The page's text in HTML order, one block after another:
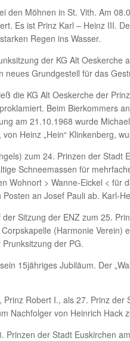
den Möhnen in St. Vith. Am
Es ist Prinz Karl – Heinz III.
Regen ins Wasser.
der KG Alt
Grundgestell für das
die KG Alt Oeskerche der
Beim Bierkommers
am 21.10.1968 wurde
Heinz „Hein“ Klinkenberg,
zum 24. Prinzen der Stadt
Schneemassen für
Wohnort > Wanne-Eickel <
an Josef Pauli ab. Karl-
Sitzung der ENZ zum 25.
(Harmonie
der PG.
15jähriges Jubiläum. Der
Robert I., als 27. Prinz
Nachfolger von Heinrich
Prinzen der Stadt Euskirchen